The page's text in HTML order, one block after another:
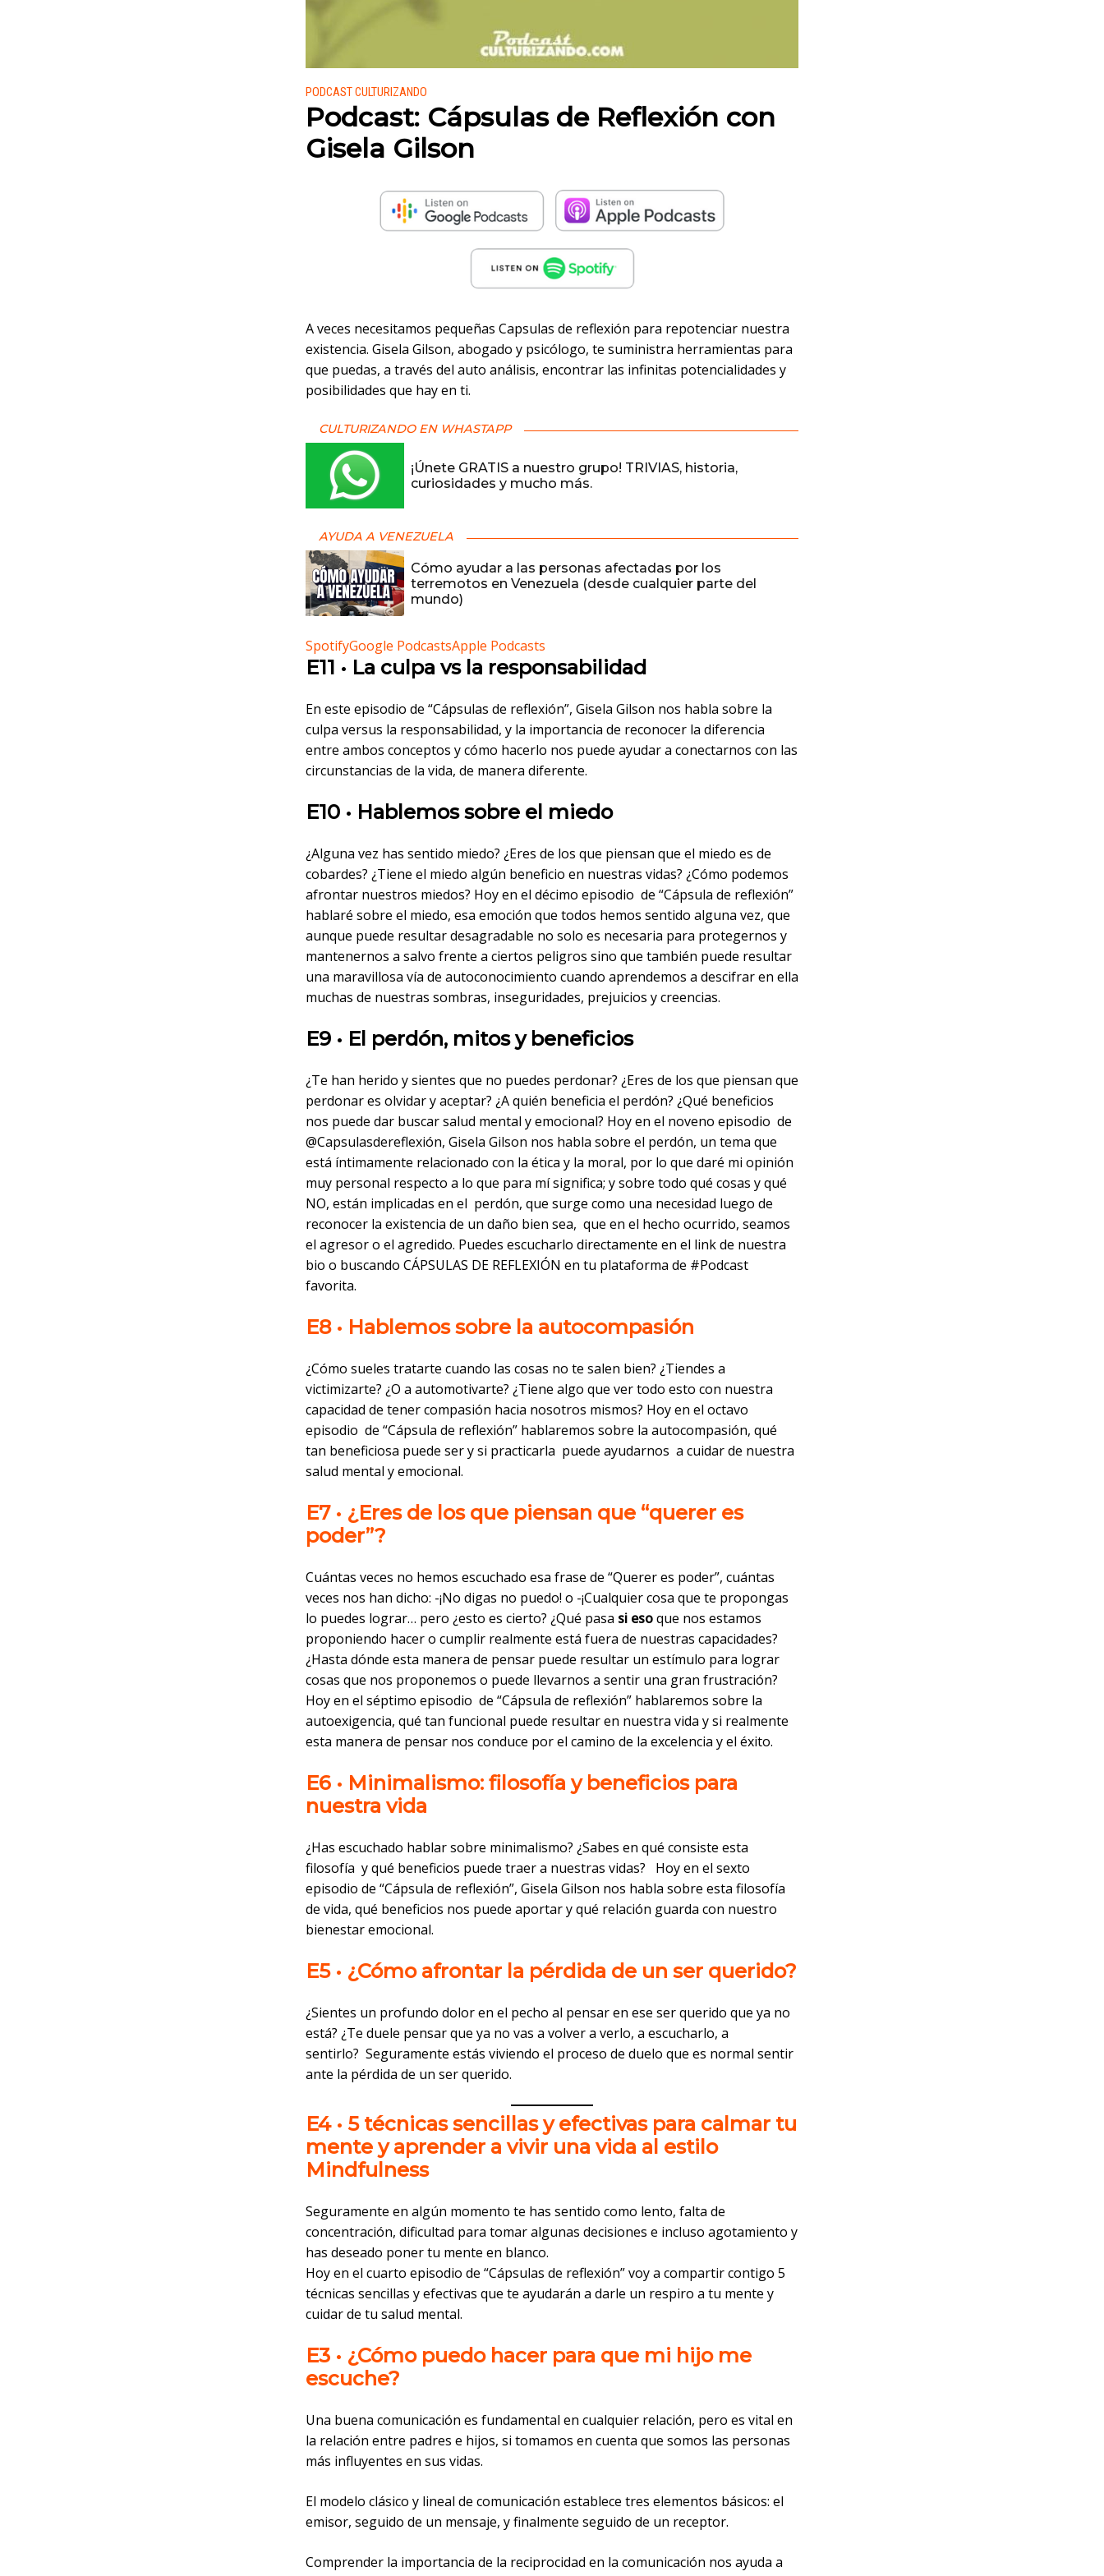
Publicado en:
PODCAST CULTURIZANDO
Podcast: Cápsulas de Reflexión con
Gisela Gilson
A veces necesitamos pequeñas Capsulas de reflexión para repotenciar nuestra
existencia. Gisela Gilson, abogado y psicólogo, te suministra herramientas para
que puedas, a través del auto análisis, encontrar las infinitas potencialidades y
posibilidades que hay en ti.
CULTURIZANDO EN WHASTAPP
¡Únete GRATIS a nuestro grupo! TRIVIAS, historia,
curiosidades y mucho más.
AYUDA A VENEZUELA
Cómo ayudar a las personas afectadas por los
terremotos en Venezuela (desde cualquier parte del
mundo)
SpotifyGoogle PodcastsApple Podcasts
E11 • La culpa vs la responsabilidad
En este episodio de “Cápsulas de reflexión”, Gisela Gilson nos habla sobre la
culpa versus la responsabilidad, y la importancia de reconocer la diferencia
entre ambos conceptos y cómo hacerlo nos puede ayudar a conectarnos con las
circunstancias de la vida, de manera diferente.
E10 • Hablemos sobre el miedo
¿Alguna vez has sentido miedo? ¿Eres de los que piensan que el miedo es de
cobardes? ¿Tiene el miedo algún beneficio en nuestras vidas? ¿Cómo podemos
afrontar nuestros miedos? Hoy en el décimo episodio de “Cápsula de reflexión”
hablaré sobre el miedo, esa emoción que todos hemos sentido alguna vez, que
aunque puede resultar desagradable no solo es necesaria para protegernos y
mantenernos a salvo frente a ciertos peligros sino que también puede resultar
una maravillosa vía de autoconocimiento cuando aprendemos a descifrar en ella
muchas de nuestras sombras, inseguridades, prejuicios y creencias.
E9 • El perdón, mitos y beneficios
¿Te han herido y sientes que no puedes perdonar? ¿Eres de los que piensan que
perdonar es olvidar y aceptar? ¿A quién beneficia el perdón? ¿Qué beneficios
nos puede dar buscar salud mental y emocional? Hoy en el noveno episodio de
@Capsulasdereflexión, Gisela Gilson nos habla sobre el perdón, un tema que
está íntimamente relacionado con la ética y la moral, por lo que daré mi opinión
muy personal respecto a lo que para mí significa; y sobre todo qué cosas y qué
NO, están implicadas en el perdón, que surge como una necesidad luego de
reconocer la existencia de un daño bien sea, que en el hecho ocurrido, seamos
el agresor o el agredido. Puedes escucharlo directamente en el link de nuestra
bio o buscando CÁPSULAS DE REFLEXIÓN en tu plataforma de #Podcast
favorita.
E8 • Hablemos sobre la autocompasión
¿Cómo sueles tratarte cuando las cosas no te salen bien? ¿Tiendes a
victimizarte? ¿O a automotivarte? ¿Tiene algo que ver todo esto con nuestra
capacidad de tener compasión hacia nosotros mismos? Hoy en el octavo
episodio de “Cápsula de reflexión” hablaremos sobre la autocompasión, qué
tan beneficiosa puede ser y si practicarla puede ayudarnos a cuidar de nuestra
salud mental y emocional.
E7 • ¿Eres de los que piensan que “querer es
poder”?
Cuántas veces no hemos escuchado esa frase de “Querer es poder”, cuántas
veces nos han dicho: -¡No digas no puedo! o -¡Cualquier cosa que te propongas
lo puedes lograr… pero ¿esto es cierto? ¿Qué pasa si esoque nos estamos
proponiendo hacer o cumplir realmente está fuera de nuestras capacidades?
¿Hasta dónde esta manera de pensar puede resultar un estímulo para lograr
cosas que nos proponemos o puede llevarnos a sentir una gran frustración?
Hoy en el séptimo episodio de “Cápsula de reflexión” hablaremos sobre la
autoexigencia, qué tan funcional puede resultar en nuestra vida y si realmente
esta manera de pensar nos conduce por el camino de la excelencia y el éxito.
E6 • Minimalismo: filosofía y beneficios para
nuestra vida
¿Has escuchado hablar sobre minimalismo? ¿Sabes en qué consiste esta
filosofía y qué beneficios puede traer a nuestras vidas? Hoy en el sexto
episodio de “Cápsula de reflexión”, Gisela Gilson nos habla sobre esta filosofía
de vida, qué beneficios nos puede aportar y qué relación guarda con nuestro
bienestar emocional.
E5 • ¿Cómo afrontar la pérdida de un ser querido?
¿Sientes un profundo dolor en el pecho al pensar en ese ser querido que ya no
está? ¿Te duele pensar que ya no vas a volver a verlo, a escucharlo, a
sentirlo? Seguramente estás viviendo el proceso de duelo que es normal sentir
ante la pérdida de un ser querido.
E4 • 5 técnicas sencillas y efectivas para calmar tu
mente y aprender a vivir una vida al estilo
Mindfulness
Seguramente en algún momento te has sentido como lento, falta de
concentración, dificultad para tomar algunas decisiones e incluso agotamiento y
has deseado poner tu mente en blanco.
Hoy en el cuarto episodio de “Cápsulas de reflexión” voy a compartir contigo 5
técnicas sencillas y efectivas que te ayudarán a darle un respiro a tu mente y
cuidar de tu salud mental.
E3 • ¿Cómo puedo hacer para que mi hijo me
escuche?
Una buena comunicación es fundamental en cualquier relación, pero es vital en
la relación entre padres e hijos, si tomamos en cuenta que somos las personas
más influyentes en sus vidas.
El modelo clásico y lineal de comunicación establece tres elementos básicos: el
emisor, seguido de un mensaje, y finalmente seguido de un receptor.
Comprender la importancia de la reciprocidad en la comunicación nos ayuda a